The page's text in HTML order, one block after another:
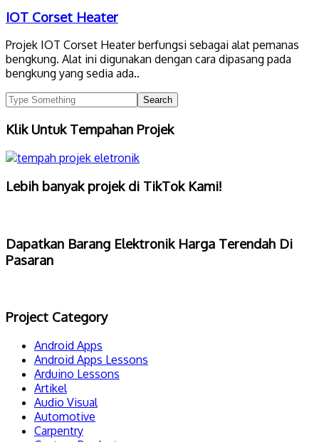
IOT Corset Heater
Projek IOT Corset Heater berfungsi sebagai alat pemanas
bengkung. Alat ini digunakan dengan cara dipasang pada
bengkung yang sedia ada..
Klik Untuk Tempahan Projek
Lebih banyak projek di TikTok Kami!
Dapatkan Barang Elektronik Harga Terendah Di
Pasaran
Project Category
Android Apps
Android Apps Lessons
Arduino Lessons
Artikel
Audio Visual
Automotive
Carpentry